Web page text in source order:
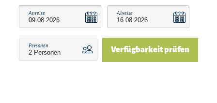
Vermieter/Betrieb der Reit im Winkl Schwimm-
Card. Sie haben dadurch die Möglichkeit,
zusätzlich zu unseren eigenen Leistungen weitere
kostenlose bzw. ermäßigte Leistungen zu
Anreise Abreise
Personen Verfügbarkeit prüfen